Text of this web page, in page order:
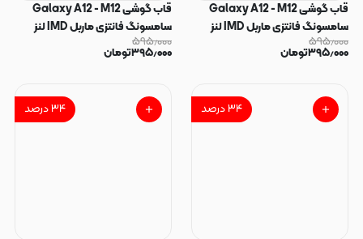
قاب گوشی Galaxy A12 - M12
سامسونگ فانتزی ماربل IMD لنز
نگین دار دور مات دکمه کرومی طرح
پاپیون کیوت کد 166143
۵۹۵٫۰۰۰
۳۹۵٫۰۰۰تومان
قاب گوشی Galaxy A12 - M12
سامسونگ فانتزی ماربل IMD لنز
نگین دار دور مات دکمه کرومی طرح
پاپیون کیوت کد 166142
۵۹۵٫۰۰۰
۳۹۵٫۰۰۰تومان
۳۴درصد ۳۴درصد